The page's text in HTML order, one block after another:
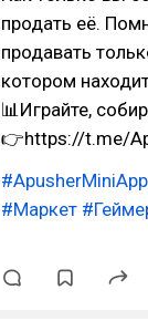
продать её.
продавать
котором
📊Играйте,
👉https://t.me/
#ApusherMiniApp
#Маркет